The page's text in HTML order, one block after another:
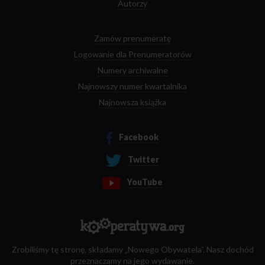
Autorzy
Zamów prenumeratę
Logowanie dla Prenumeratorów
Numery archiwalne
Najnowszy numer kwartalnika
Najnowsza książka
Facebook
Twitter
YouTube
Zrobiliśmy tę stronę, składamy „Nowego Obywatela”. Nasz dochód
przeznaczamy na jego wydawanie.